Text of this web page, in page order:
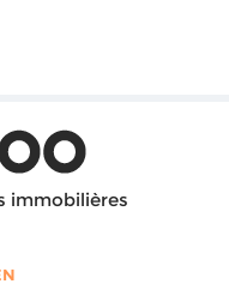
immobilières